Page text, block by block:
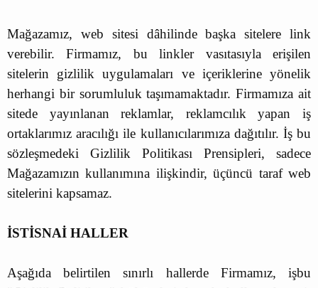
Mağazamız, web sitesi dâhilinde başka sitelere link
verebilir. Firmamız, bu linkler vasıtasıyla erişilen
sitelerin gizlilik uygulamaları ve içeriklerine yönelik
herhangi bir sorumluluk taşımamaktadır. Firmamıza ait
sitede yayınlanan reklamlar, reklamcılık yapan iş
ortaklarımız aracılığı ile kullanıcılarımıza dağıtılır. İş bu
sözleşmedeki Gizlilik Politikası Prensipleri, sadece
Mağazamızın kullanımına ilişkindir, üçüncü taraf web
sitelerini kapsamaz.
İSTİSNAİ HALLER
Aşağıda belirtilen sınırlı hallerde Firmamız, işbu